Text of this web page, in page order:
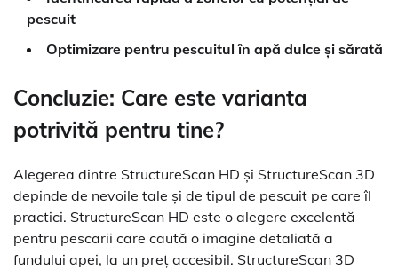
pescuit
Optimizare pentru pescuitul în apă dulce și sărată
Concluzie: Care este varianta
potrivită pentru tine?
Alegerea dintre StructureScan HD și StructureScan 3D
depinde de nevoile tale și de tipul de pescuit pe care îl
practici. StructureScan HD este o alegere excelentă
pentru pescarii care caută o imagine detaliată a
fundului apei, la un preț accesibil. StructureScan 3D